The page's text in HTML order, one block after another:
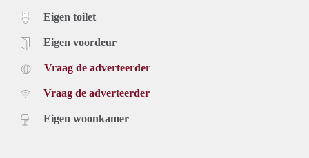
Eigen toilet
Eigen voordeur
Vraag de adverteerder
Vraag de adverteerder
Eigen woonkamer